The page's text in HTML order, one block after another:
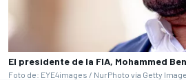
El presidente de la FIA, Mohammed
Foto de: EYE4images / NurPhoto vía Getty